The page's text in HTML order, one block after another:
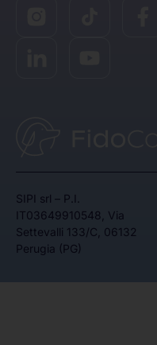
SIPI srl – P.I.
IT03649910548, Via
Settevalli 133/C, 06132
Perugia (PG)